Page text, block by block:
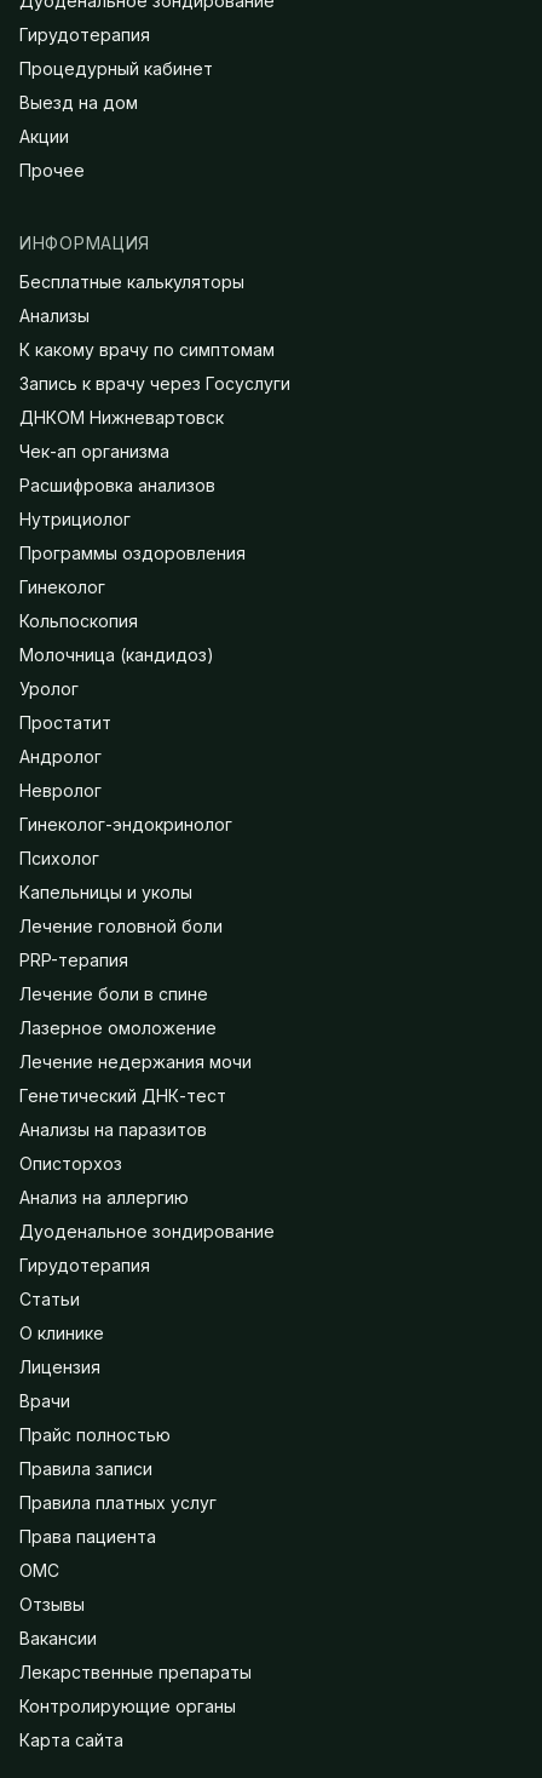
Гирудотерапия
Процедурный кабинет
Выезд на дом
Акции
Прочее
ИНФОРМАЦИЯ
Бесплатные калькуляторы
Анализы
К какому врачу по симптомам
Запись к врачу через Госуслуги
ДНКОМ Нижневартовск
Чек-ап организма
Расшифровка анализов
Нутрициолог
Программы оздоровления
Гинеколог
Кольпоскопия
Молочница (кандидоз)
Уролог
Простатит
Андролог
Невролог
Гинеколог-эндокринолог
Психолог
Капельницы и уколы
Лечение головной боли
PRP-терапия
Лечение боли в спине
Лазерное омоложение
Лечение недержания мочи
Генетический ДНК-тест
Анализы на паразитов
Описторхоз
Анализ на аллергию
Дуоденальное зондирование
Гирудотерапия
Статьи
О клинике
Лицензия
Врачи
Прайс полностью
Правила записи
Правила платных услуг
Права пациента
ОМС
Отзывы
Вакансии
Лекарственные препараты
Контролирующие органы
Карта сайта